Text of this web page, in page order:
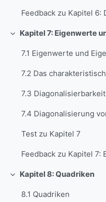
Einklappen
7.3 Diagonalisierbarkeit
Test zu Kapitel 7
Einklappen
Kapitel 8: Quadriken
8.1 Quadriken